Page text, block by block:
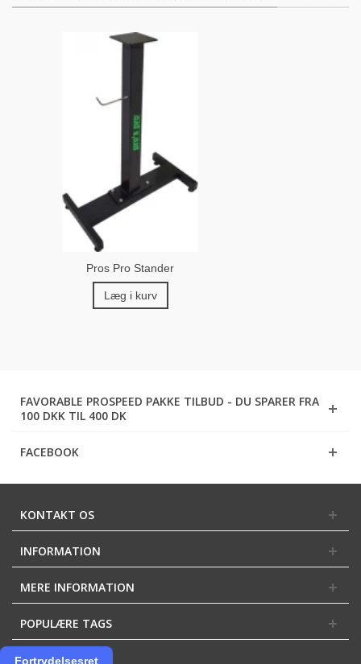
Pros Pro Stander
Læg i kurv
FAVORABLE PROSPEED PAKKE TILBUD - DU SPARER FRA
100 DKK TIL 400 DK
FACEBOOK
KONTAKT OS
INFORMATION
MERE INFORMATION
POPULÆRE TAGS
Fortrydelsesret